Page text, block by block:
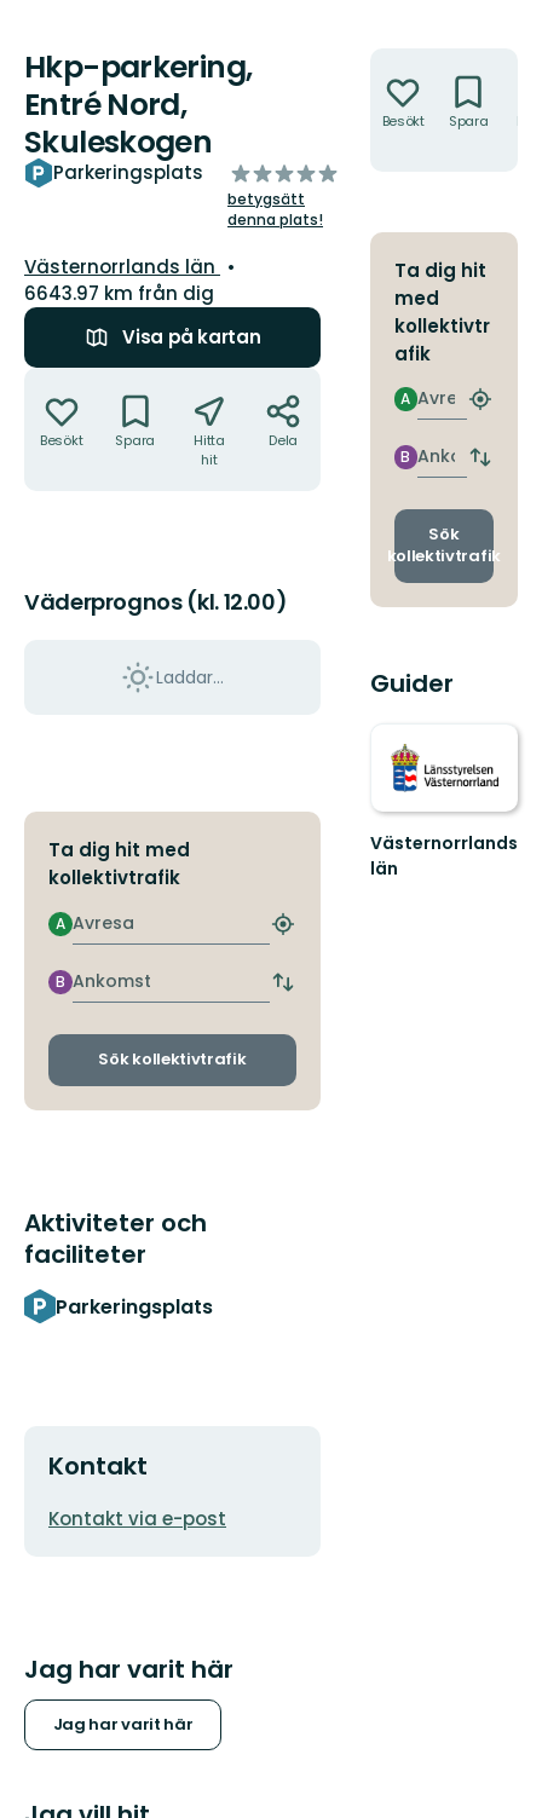
Hkp-parkering,
Entré Nord,
Skuleskogen
Parkeringsplats
av
5
stjärnor
betygsätt
denna plats!
Län:
Västernorrlands län
6643.97 km från dig
Visa på kartan
Besökt Spara
Hitta
hit
Dela
Väderprognos (kl. 12.00)
Laddar...
Ta dig hit med
kollektivtrafik
Avresa
A
Hitta
hållplats
Ankomst
B
Byt
och
Sök kollektivtrafik
Aktiviteter och
faciliteter
Parkeringsplats
Kontakt
E-
Kontakt via e-post
Jag har varit här
Jag har varit här
Besökt Spara
Ta dig hit
med
kollektivtr
afik
Avresa
A
Hitta
Ankomst
B
Byt
och
Sök
kollektivtrafik
Guider
Västernorrlands
län